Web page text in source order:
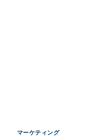
マーケティング